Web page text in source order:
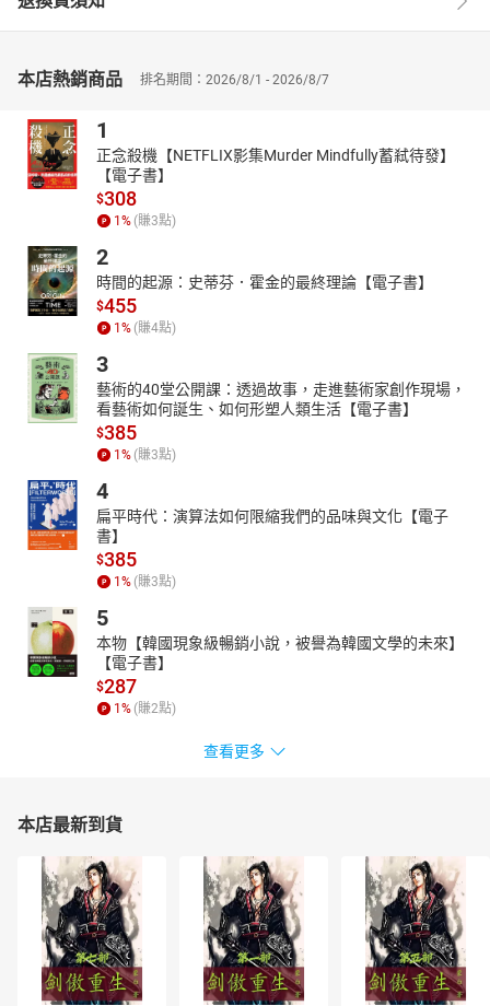
本店熱銷商品 排名期間：2026/8/1 - 2026/8/7
1
正念殺機【NETFLIX影集Murder Mindfully蓄弒待發】
【電子書】
$308
1% (賺3點)
2
時間的起源：史蒂芬．霍金的最終理論【電子書】
$455
1% (賺4點)
3
藝術的40堂公開課：透過故事，走進藝術家創作現場，
看藝術如何誕生、如何形塑人類生活【電子書】
$385
1% (賺3點)
4
扁平時代：演算法如何限縮我們的品味與文化【電子
書】
$385
1% (賺3點)
5
本物【韓國現象級暢銷小說，被譽為韓國文學的未來】
【電子書】
$287
1% (賺2點)
查看更多
本店最新到貨